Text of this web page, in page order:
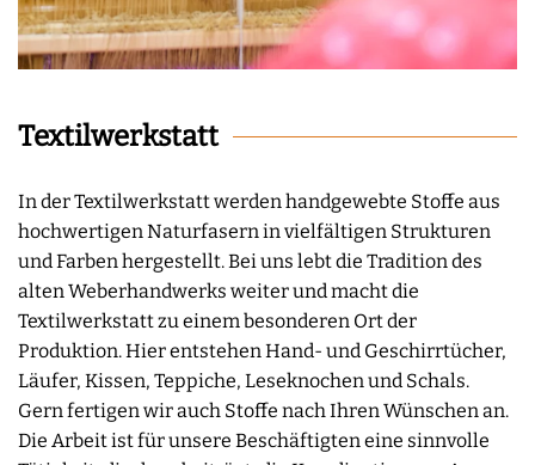
Textilwerkstatt
In der Textilwerkstatt werden handgewebte Stoffe aus
hochwertigen Naturfasern in vielfältigen Strukturen
und Farben hergestellt. Bei uns lebt die Tradition des
alten Weberhandwerks weiter und macht die
Textilwerkstatt zu einem besonderen Ort der
Produktion. Hier entstehen Hand- und Geschirrtücher,
Läufer, Kissen, Teppiche, Leseknochen und Schals.
Gern fertigen wir auch Stoffe nach Ihren Wünschen an.
Die Arbeit ist für unsere Beschäftigten eine sinnvolle